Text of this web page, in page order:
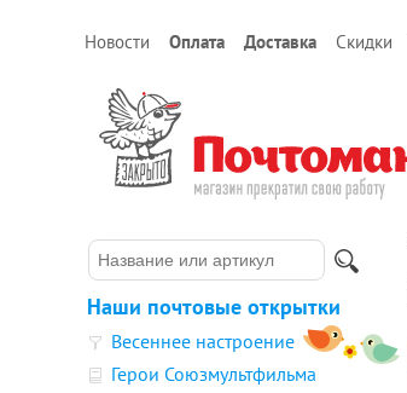
Новости Оплата Доставка Скидки
Наши почтовые открытки
Весеннее настроение
Герои Союзмультфильма